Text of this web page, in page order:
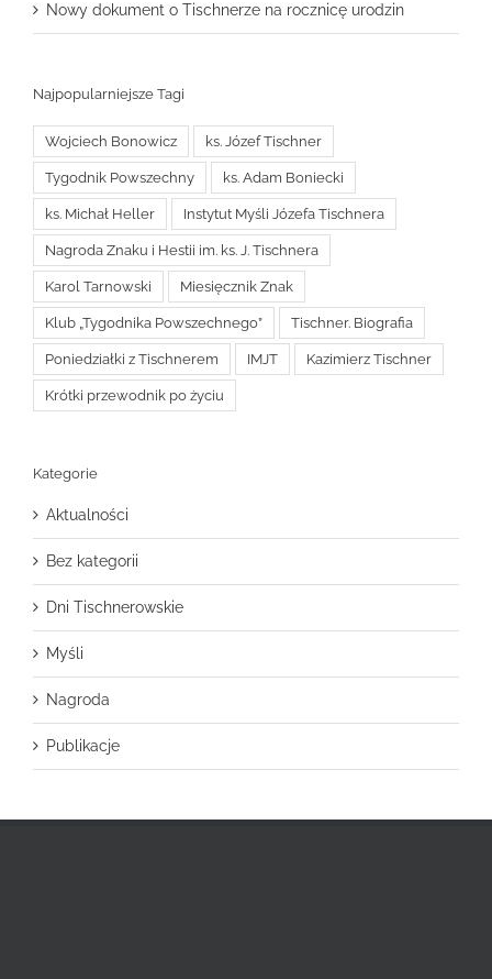
Nowy dokument o Tischnerze na rocznicę urodzin
Najpopularniejsze Tagi
Wojciech Bonowicz ks. Józef Tischner
Tygodnik Powszechny ks. Adam Boniecki
ks. Michał Heller Instytut Myśli Józefa Tischnera
Nagroda Znaku i Hestii im. ks. J. Tischnera
Karol Tarnowski Miesięcznik Znak
Klub „Tygodnika Powszechnego” Tischner. Biografia
Poniedziałki z Tischnerem IMJT Kazimierz Tischner
Krótki przewodnik po życiu
Kategorie
Aktualności
Bez kategorii
Dni Tischnerowskie
Myśli
Nagroda
Publikacje